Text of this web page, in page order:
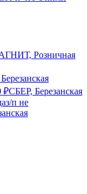
Розничная
₽СБЕР, Березанская
з/п не